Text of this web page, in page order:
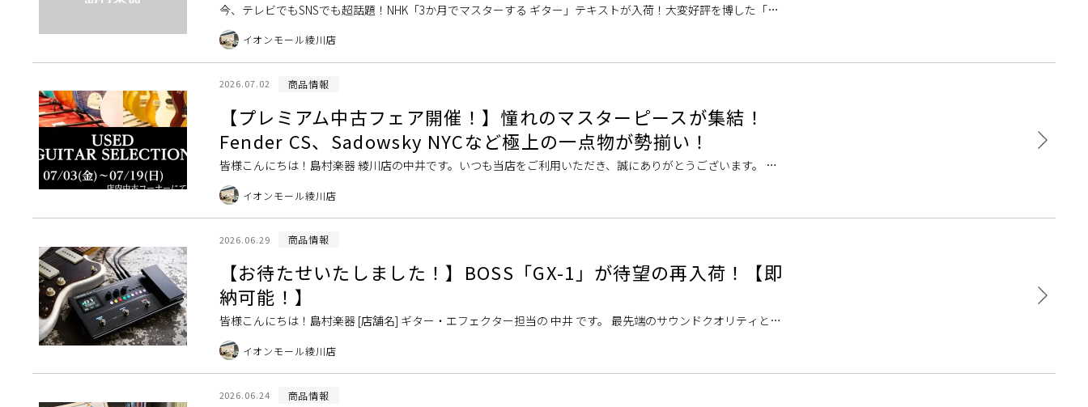
今、テレビでもSNSでも超話題！NHK「3か月でマスターする ギター」テキストが入荷！大変好評を博した「ピ
アノ編」に続く待望の第2弾「ギター」！！当店でもテキ […]
イオンモール綾川店
2026.07.02 商品情報
【プレミアム中古フェア開催！】憧れのマスターピースが集結！
Fender CS、Sadowsky NYCなど極上の一点物が勢揃い！
皆様こんにちは！島村楽器 綾川店の中井です。いつも当店をご利用いただき、誠にありがとうございます。 こ
の度、ギター・ベース愛好家の皆様へお届けする、特別な「U […]
イオンモール綾川店
2026.06.29 商品情報
【お待たせいたしました！】BOSS「GX-1」が待望の再入荷！【即
納可能！】
皆様こんにちは！島村楽器 [店舗名] ギター・エフェクター担当の 中井 です。 最先端のサウンドクオリティと圧
倒的なコンパクトさで、発売以来またたく間に市場か […]
イオンモール綾川店
2026.06.24 商品情報